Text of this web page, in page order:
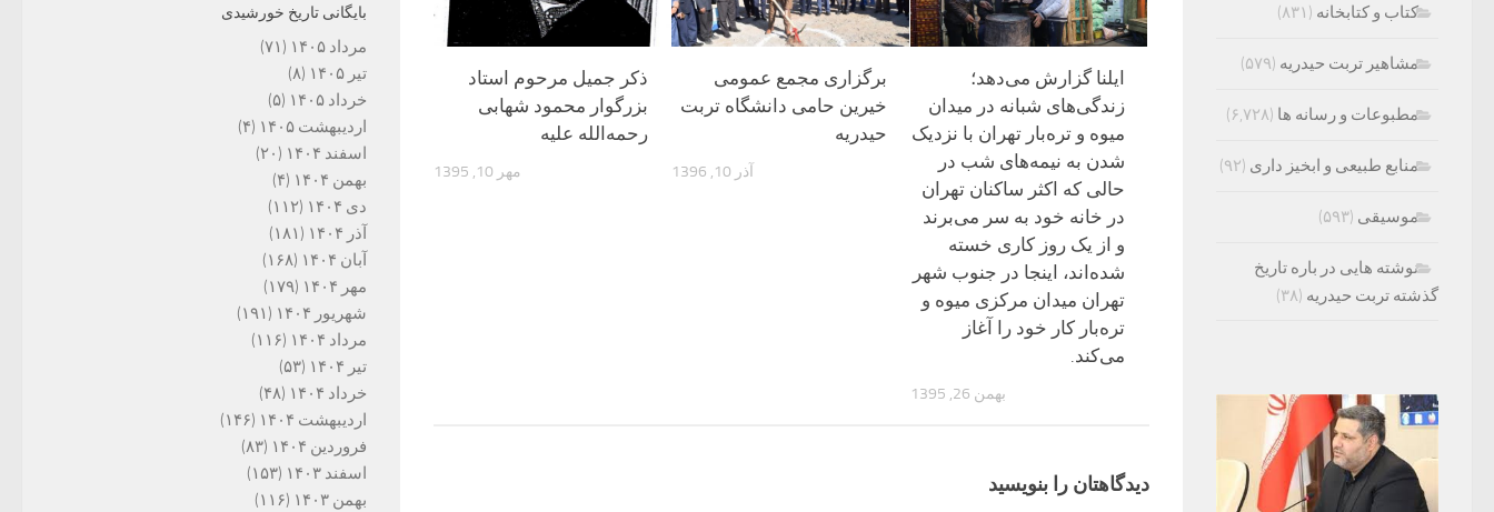
ذکر جمیل مرحوم استاد
بزرگوار محمود شهابی
رحمه‌الله علیه
مهر 10, 1395
برگزاری مجمع عمومی
خیرین حامی دانشگاه تربت
حیدریه
آذر 10, 1396
ایلنا گزارش می‌دهد؛
زندگی‌های شبانه در میدان
میوه و تره‌بار تهران با نزدیک
شدن به نیمه‌های شب در
حالی که اکثر ساکنان تهران
در خانه خود به سر می‌برند
و از یک روز کاری خسته
شده‌اند، اینجا در جنوب شهر
تهران میدان مرکزی میوه و
تره‌بار کار خود را آغاز
می‌کند.
بهمن 26, 1395
دیدگاهتان را بنویسید
بایگانی تاریخ خورشیدی
مرداد ۱۴۰۵
(۷۱)
تیر ۱۴۰۵
(۸)
خرداد ۱۴۰۵
(۵)
اردیبهشت ۱۴۰۵
(۴)
اسفند ۱۴۰۴
(۲۰)
بهمن ۱۴۰۴
(۴)
دی ۱۴۰۴
(۱۱۲)
آذر ۱۴۰۴
(۱۸۱)
آبان ۱۴۰۴
(۱۶۸)
مهر ۱۴۰۴
(۱۷۹)
شهریور ۱۴۰۴
(۱۹۱)
مرداد ۱۴۰۴
(۱۱۶)
تیر ۱۴۰۴
(۵۳)
خرداد ۱۴۰۴
(۴۸)
اردیبهشت ۱۴۰۴
(۱۴۶)
فروردین ۱۴۰۴
(۸۳)
اسفند ۱۴۰۳
(۱۵۳)
بهمن ۱۴۰۳
(۱۱۶)
کتاب و کتابخانه (۸۳۱)
مشاهیر تربت حیدریه (۵۷۹)
مطبوعات و رسانه ها (۶,۷۲۸)
منابع طبیعی و ابخیز داری (۹۲)
موسیقی (۵۹۳)
نوشته هایی در باره تاریخ
گذشته تربت حیدریه (۳۸)